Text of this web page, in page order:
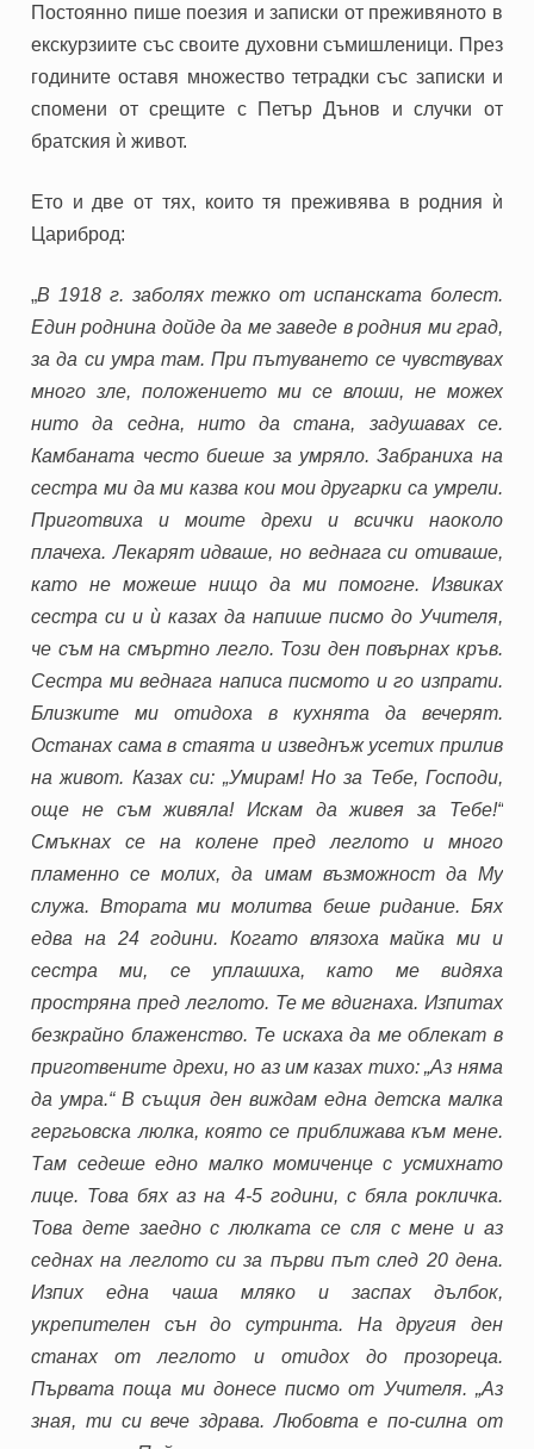
Постоянно пише поезия и записки от преживяното в
екскурзиите със своите духовни съмишленици. През
годините оставя множество тетрадки със записки и
спомени от срещите с Петър Дънов и случки от
братския ѝ живот.
Ето и две от тях, които тя преживява в родния ѝ
Цариброд:
„В 1918 г. заболях тежко от испанската болест.
Един роднина дойде да ме заведе в родния ми град,
за да си умра там. При пътуването се чувствувах
много зле, положението ми се влоши, не можех
нито да седна, нито да стана, задушавах се.
Камбаната често биеше за умряло. Забраниха на
сестра ми да ми казва кои мои другарки са умрели.
Приготвиха и моите дрехи и всички наоколо
плачеха. Лекарят идваше, но веднага си отиваше,
като не можеше нищо да ми помогне. Извиках
сестра си и ѝ казах да напише писмо до Учителя,
че съм на смъртно легло. Този ден повърнах кръв.
Сестра ми веднага написа писмото и го изпрати.
Близките ми отидоха в кухнята да вечерят.
Останах сама в стаята и изведнъж усетих прилив
на живот. Казах си: „Умирам! Но за Тебе, Господи,
още не съм живяла! Искам да живея за Тебе!“
Смъкнах се на колене пред леглото и много
пламенно се молих, да имам възможност да Му
служа. Втората ми молитва беше ридание. Бях
едва на 24 години. Когато влязоха майка ми и
сестра ми, се уплашиха, като ме видяха
простряна пред леглото. Те ме вдигнаха. Изпитах
безкрайно блаженство. Те искаха да ме облекат в
приготвените дрехи, но аз им казах тихо: „Аз няма
да умра.“ В същия ден виждам една детска малка
гергьовска люлка, която се приближава към мене.
Там седеше едно малко момиченце с усмихнато
лице. Това бях аз на 4-5 години, с бяла рокличка.
Това дете заедно с люлката се сля с мене и аз
седнах на леглото си за първи път след 20 дена.
Изпих една чаша мляко и заспах дълбок,
укрепителен сън до сутринта. На другия ден
станах от леглото и отидох до прозореца.
Първата поща ми донесе писмо от Учителя. „Аз
зная, ти си вече здрава. Любовта е по-силна от